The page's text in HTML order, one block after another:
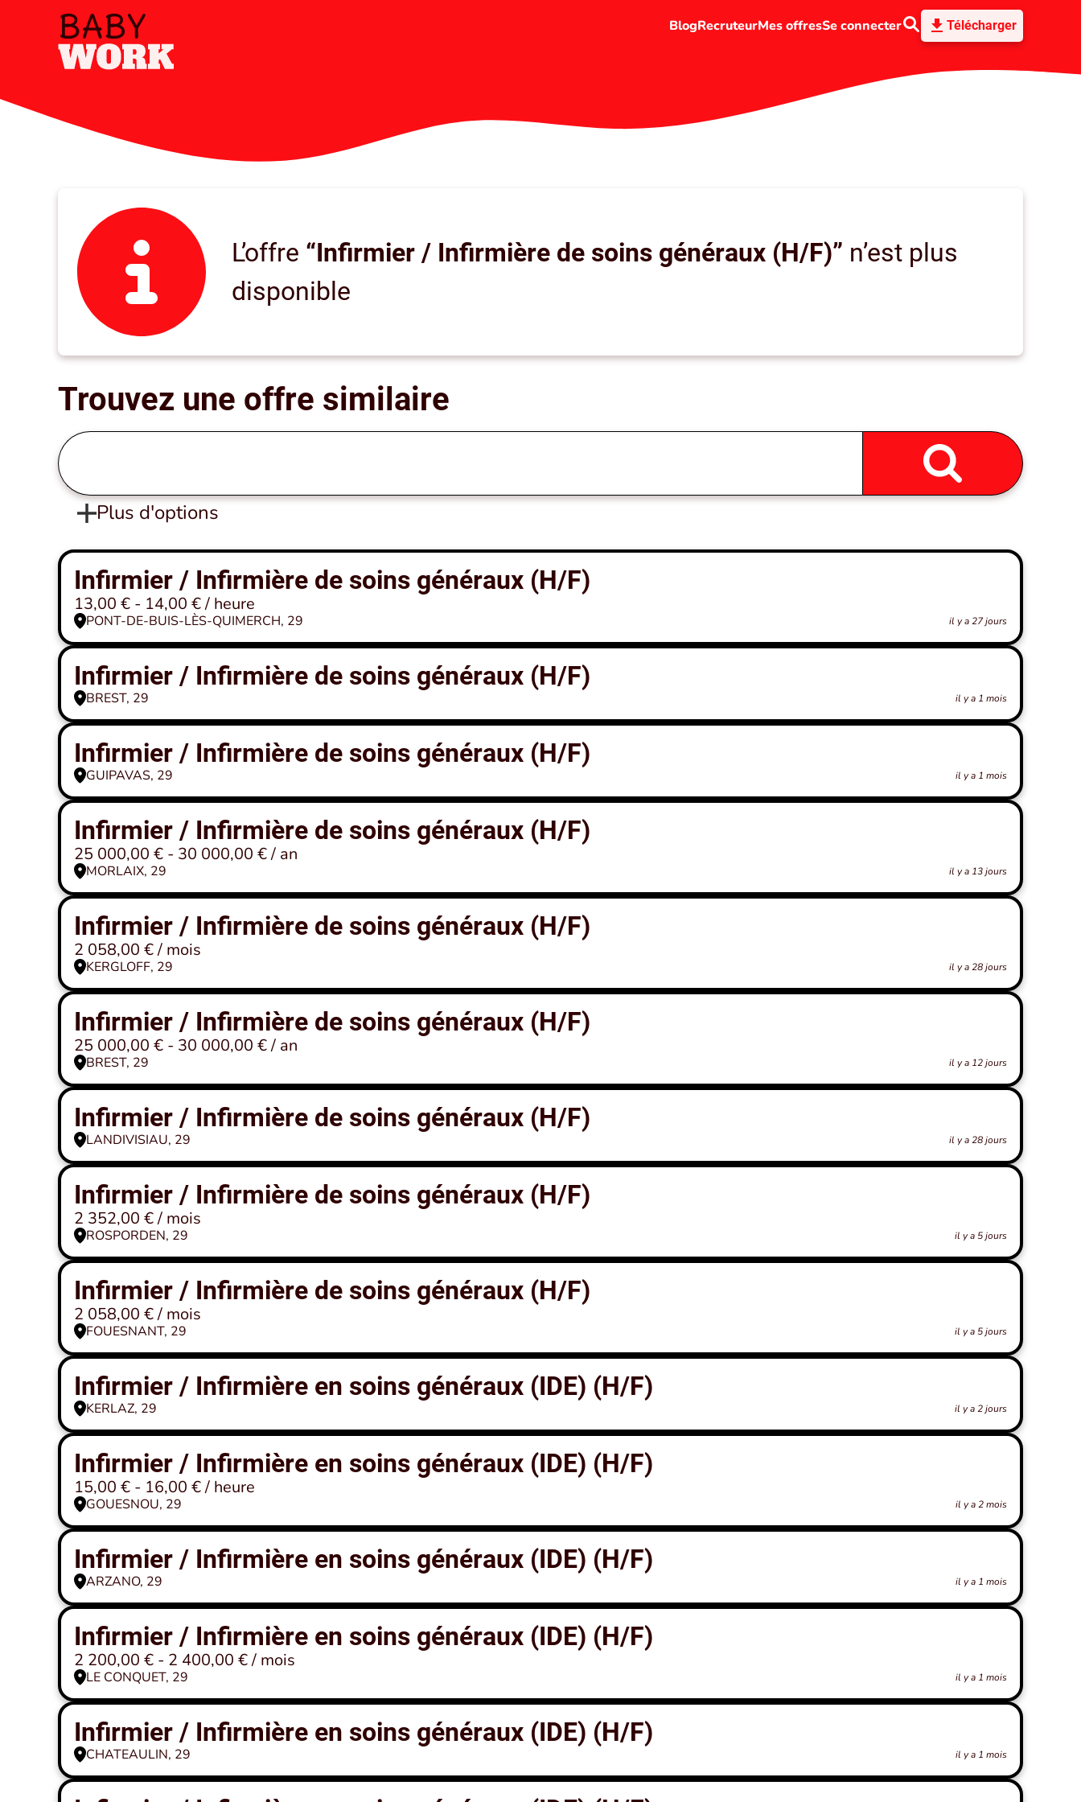
BlogRecruteurMes offresSe connecter Télécharger
L’offre “Infirmier / Infirmière de soins généraux (H/F)” n’est plus
disponible
Trouvez une offre similaire
Plus d'options
Infirmier / Infirmière de soins généraux (H/F)
13,00 € - 14,00 € / heure
PONT-DE-BUIS-LÈS-QUIMERCH, 29 il y a 27 jours
Infirmier / Infirmière de soins généraux (H/F)
BREST, 29 il y a 1 mois
Infirmier / Infirmière de soins généraux (H/F)
GUIPAVAS, 29 il y a 1 mois
Infirmier / Infirmière de soins généraux (H/F)
25 000,00 € - 30 000,00 € / an
MORLAIX, 29 il y a 13 jours
Infirmier / Infirmière de soins généraux (H/F)
2 058,00 € / mois
KERGLOFF, 29 il y a 28 jours
Infirmier / Infirmière de soins généraux (H/F)
25 000,00 € - 30 000,00 € / an
BREST, 29 il y a 12 jours
Infirmier / Infirmière de soins généraux (H/F)
LANDIVISIAU, 29 il y a 28 jours
Infirmier / Infirmière de soins généraux (H/F)
2 352,00 € / mois
ROSPORDEN, 29 il y a 5 jours
Infirmier / Infirmière de soins généraux (H/F)
2 058,00 € / mois
FOUESNANT, 29 il y a 5 jours
Infirmier / Infirmière en soins généraux (IDE) (H/F)
KERLAZ, 29 il y a 2 jours
Infirmier / Infirmière en soins généraux (IDE) (H/F)
15,00 € - 16,00 € / heure
GOUESNOU, 29 il y a 2 mois
Infirmier / Infirmière en soins généraux (IDE) (H/F)
ARZANO, 29 il y a 1 mois
Infirmier / Infirmière en soins généraux (IDE) (H/F)
2 200,00 € - 2 400,00 € / mois
LE CONQUET, 29 il y a 1 mois
Infirmier / Infirmière en soins généraux (IDE) (H/F)
CHATEAULIN, 29 il y a 1 mois